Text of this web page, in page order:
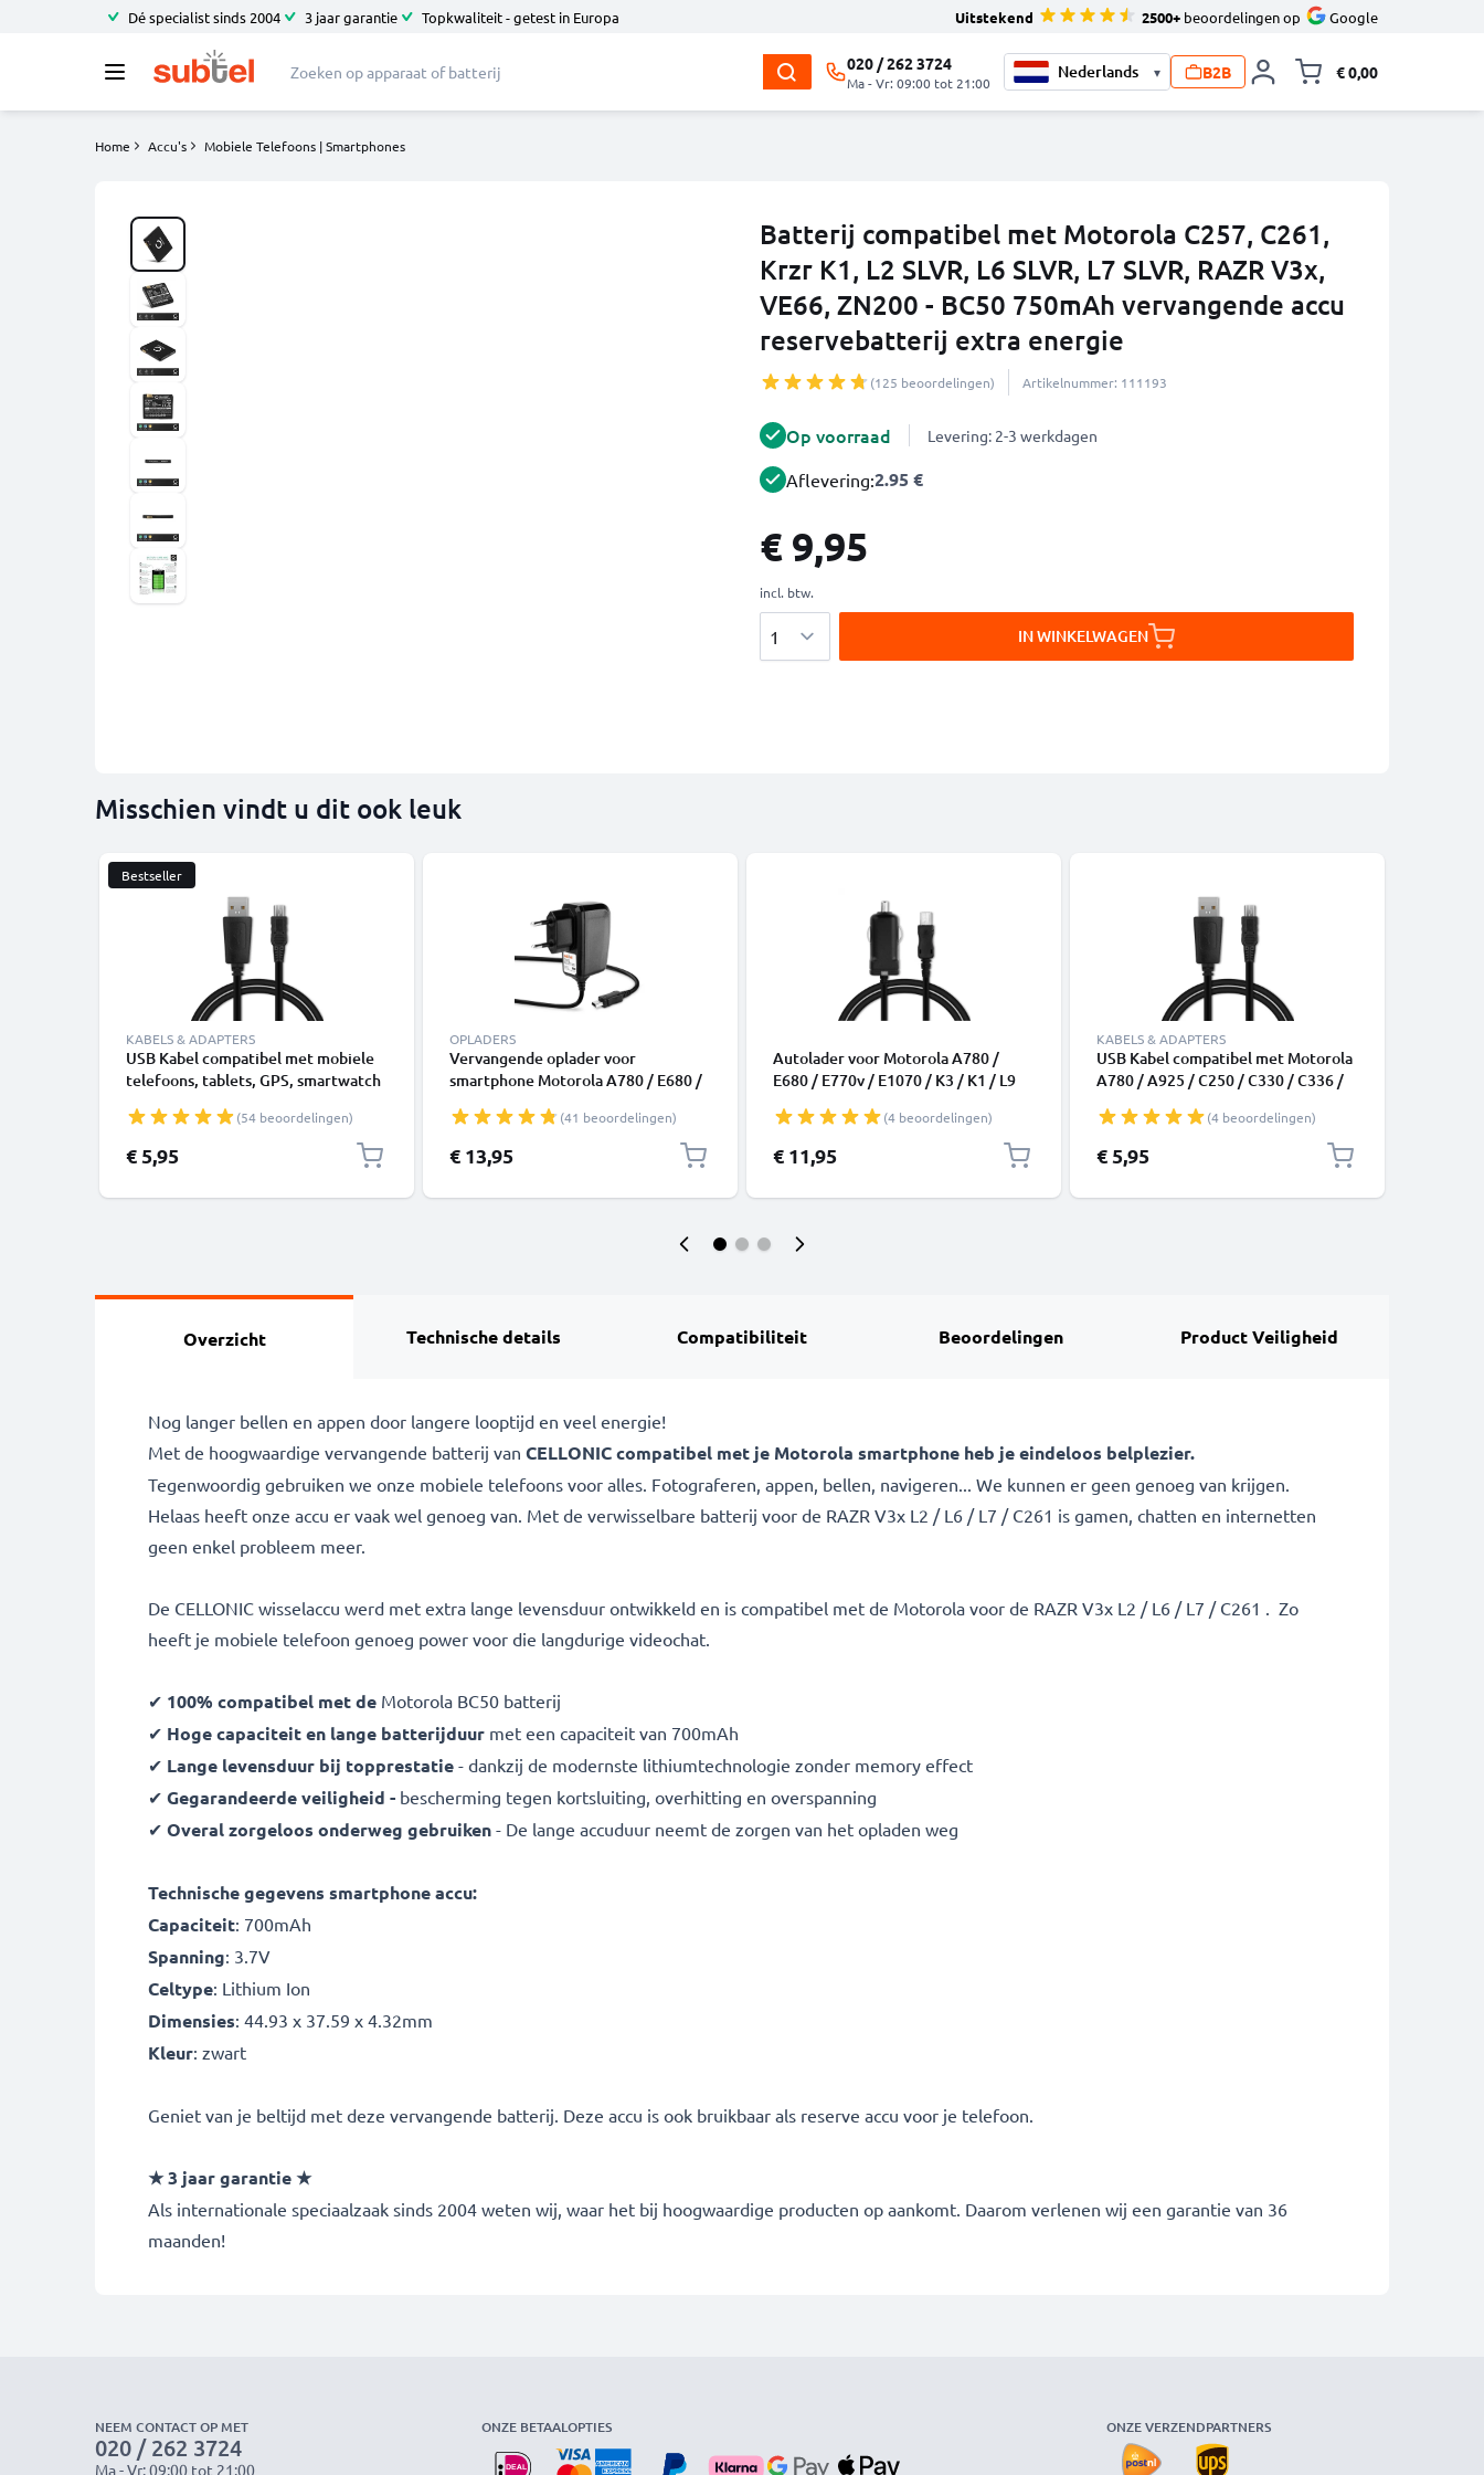
Dé specialist sinds 2004 3 jaar garantie Topkwaliteit - getest in Europa Uitstekend 2500+ beoordelingen op Google
020 / 262 3724
Ma - Vr: 09:00 tot 21:00
▾ B2B € 0,00
Home Accu's Mobiele Telefoons | Smartphones
Batterij compatibel met Motorola C257, C261,
Krzr K1, L2 SLVR, L6 SLVR, L7 SLVR, RAZR V3x,
VE66, ZN200 - BC50 750mAh vervangende accu
reservebatterij extra energie
(125 beoordelingen) Artikelnummer: 111193
Op voorraad Levering: 2-3 werkdagen
Aflevering:2.95 €
€ 9,95
incl. btw.
IN WINKELWAGEN
Misschien vindt u dit ook leuk
Bestseller
KABELS & ADAPTERS
USB Kabel compatibel met mobiele
telefoons, tablets, GPS, smartwatch
PVC
(54 beoordelingen)
€ 5,95
OPLADERS
Vervangende oplader voor
smartphone Motorola A780 / E680 /
SLVR / L6 SLVR Camera charger 1A /
1000mA oplaadstation 1.1m
(41 beoordelingen)
€ 13,95
Autolader voor Motorola A780 /
E680 / E770v / E1070 / K3 / K1 / L9
5V, 1A / 1000mA Car Oplader
Oplaadkabel Mobiele Telefoon GSM
toestel
(4 beoordelingen)
€ 11,95
KABELS & ADAPTERS
USB Kabel compatibel met Motorola
A780 / A925 / C250 / C330 / C336 /
1m Oplaadkabel Datakabel 1A PVC
smartphone zwart
(4 beoordelingen)
€ 5,95
Overzicht Technische details Compatibiliteit Beoordelingen Product Veiligheid
Nog langer bellen en appen door langere looptijd en veel energie!
Met de hoogwaardige vervangende batterij van CELLONIC compatibel met je Motorola smartphone heb je eindeloos belplezier.
Tegenwoordig gebruiken we onze mobiele telefoons voor alles. Fotograferen, appen, bellen, navigeren... We kunnen er geen genoeg van krijgen.
Helaas heeft onze accu er vaak wel genoeg van. Met de verwisselbare batterij voor de RAZR V3x L2 / L6 / L7 / C261 is gamen, chatten en internetten
geen enkel probleem meer.
De CELLONIC wisselaccu werd met extra lange levensduur ontwikkeld en is compatibel met de Motorola voor de RAZR V3x L2 / L6 / L7 / C261 . Zo
heeft je mobiele telefoon genoeg power voor die langdurige videochat.
✔ 100% compatibel met de Motorola BC50 batterij
✔ Hoge capaciteit en lange batterijduur met een capaciteit van 700mAh
✔ Lange levensduur bij topprestatie - dankzij de modernste lithiumtechnologie zonder memory effect
✔ Gegarandeerde veiligheid - bescherming tegen kortsluiting, overhitting en overspanning
✔ Overal zorgeloos onderweg gebruiken - De lange accuduur neemt de zorgen van het opladen weg
Technische gegevens smartphone accu:
Capaciteit: 700mAh
Spanning: 3.7V
Celtype: Lithium Ion
Dimensies: 44.93 x 37.59 x 4.32mm
Kleur: zwart
Geniet van je beltijd met deze vervangende batterij. Deze accu is ook bruikbaar als reserve accu voor je telefoon.
★ 3 jaar garantie ★
Als internationale speciaalzaak sinds 2004 weten wij, waar het bij hoogwaardige producten op aankomt. Daarom verlenen wij een garantie van 36
maanden!
NEEM CONTACT OP MET
020 / 262 3724
Ma - Vr: 09:00 tot 21:00
ONZE BETAALOPTIES ONZE VERZENDPARTNERS